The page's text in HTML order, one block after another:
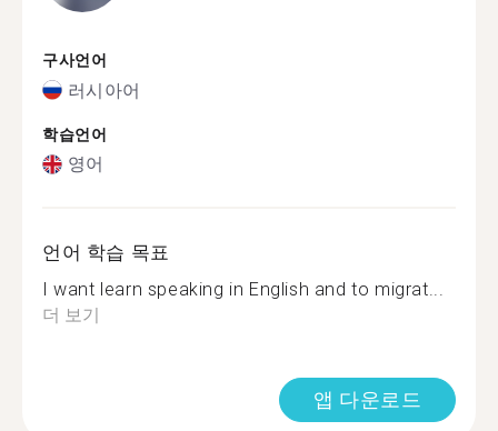
구사언어
러시아어
학습언어
영어
언어 학습 목표
I want learn speaking in English and to migrat...
더 보기
앱 다운로드